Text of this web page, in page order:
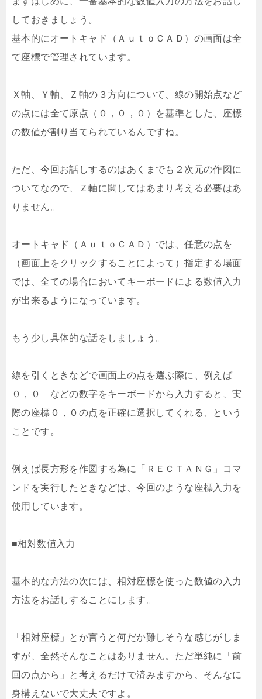
しておきましょう。
基本的にオートキャド（ＡｕｔｏＣＡＤ）の画面は全
て座標で管理されています。
Ｘ軸、Ｙ軸、Ｚ軸の３方向について、線の開始点など
の点には全て原点（０，０，０）を基準とした、座標
の数値が割り当てられているんですね。
ただ、今回お話しするのはあくまでも２次元の作図に
ついてなので、Ｚ軸に関してはあまり考える必要はあ
りません。
オートキャド（ＡｕｔｏＣＡＤ）では、任意の点を
（画面上をクリックすることによって）指定する場面
では、全ての場合においてキーボードによる数値入力
が出来るようになっています。
もう少し具体的な話をしましょう。
線を引くときなどで画面上の点を選ぶ際に、例えば
０，０ などの数字をキーボードから入力すると、実
際の座標０，０の点を正確に選択してくれる、という
ことです。
例えば長方形を作図する為に「ＲＥＣＴＡＮＧ」コマ
ンドを実行したときなどは、今回のような座標入力を
使用しています。
■相対数値入力
基本的な方法の次には、相対座標を使った数値の入力
方法をお話しすることにします。
「相対座標」とか言うと何だか難しそうな感じがしま
すが、全然そんなことはありません。ただ単純に「前
回の点から」と考えるだけで済みますから、そんなに
身構えないで大丈夫ですよ。